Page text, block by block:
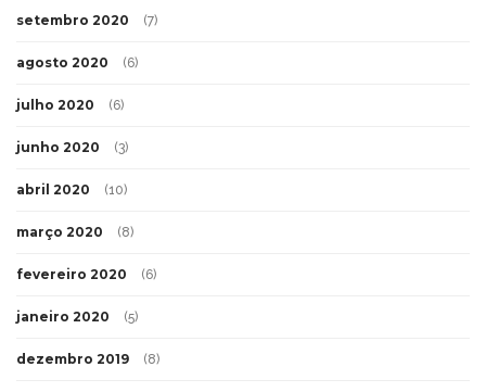
setembro 2020 (7)
agosto 2020 (6)
julho 2020 (6)
junho 2020 (3)
abril 2020 (10)
março 2020 (8)
fevereiro 2020 (6)
janeiro 2020 (5)
dezembro 2019 (8)